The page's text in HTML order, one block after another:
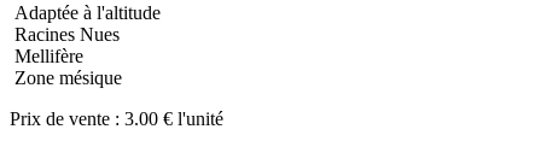
Adaptée à l'altitude
Racines Nues
Mellifère
Zone mésique
Prix de vente : 3.00 € l'unité